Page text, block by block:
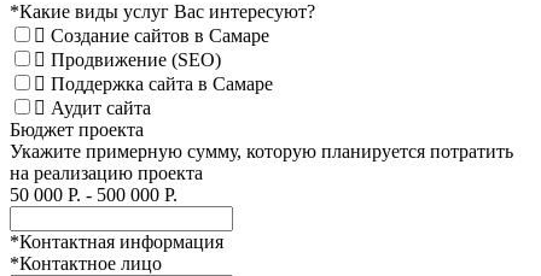
*Какие виды услуг Вас интересуют?
Создание сайтов в Самаре
Продвижение (SEO)
Поддержка сайта в Самаре
Аудит сайта
Бюджет проекта
Укажите примерную сумму, которую планируется потратить
на реализацию проекта
50 000 Р. - 500 000 Р.
*Контактная информация
*Контактное лицо